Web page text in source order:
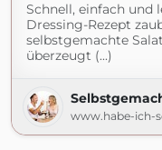
Schnell, einfach und
Dressing-Rezept
selbstgemachte
überzeugt (...)
www.habe-ich-